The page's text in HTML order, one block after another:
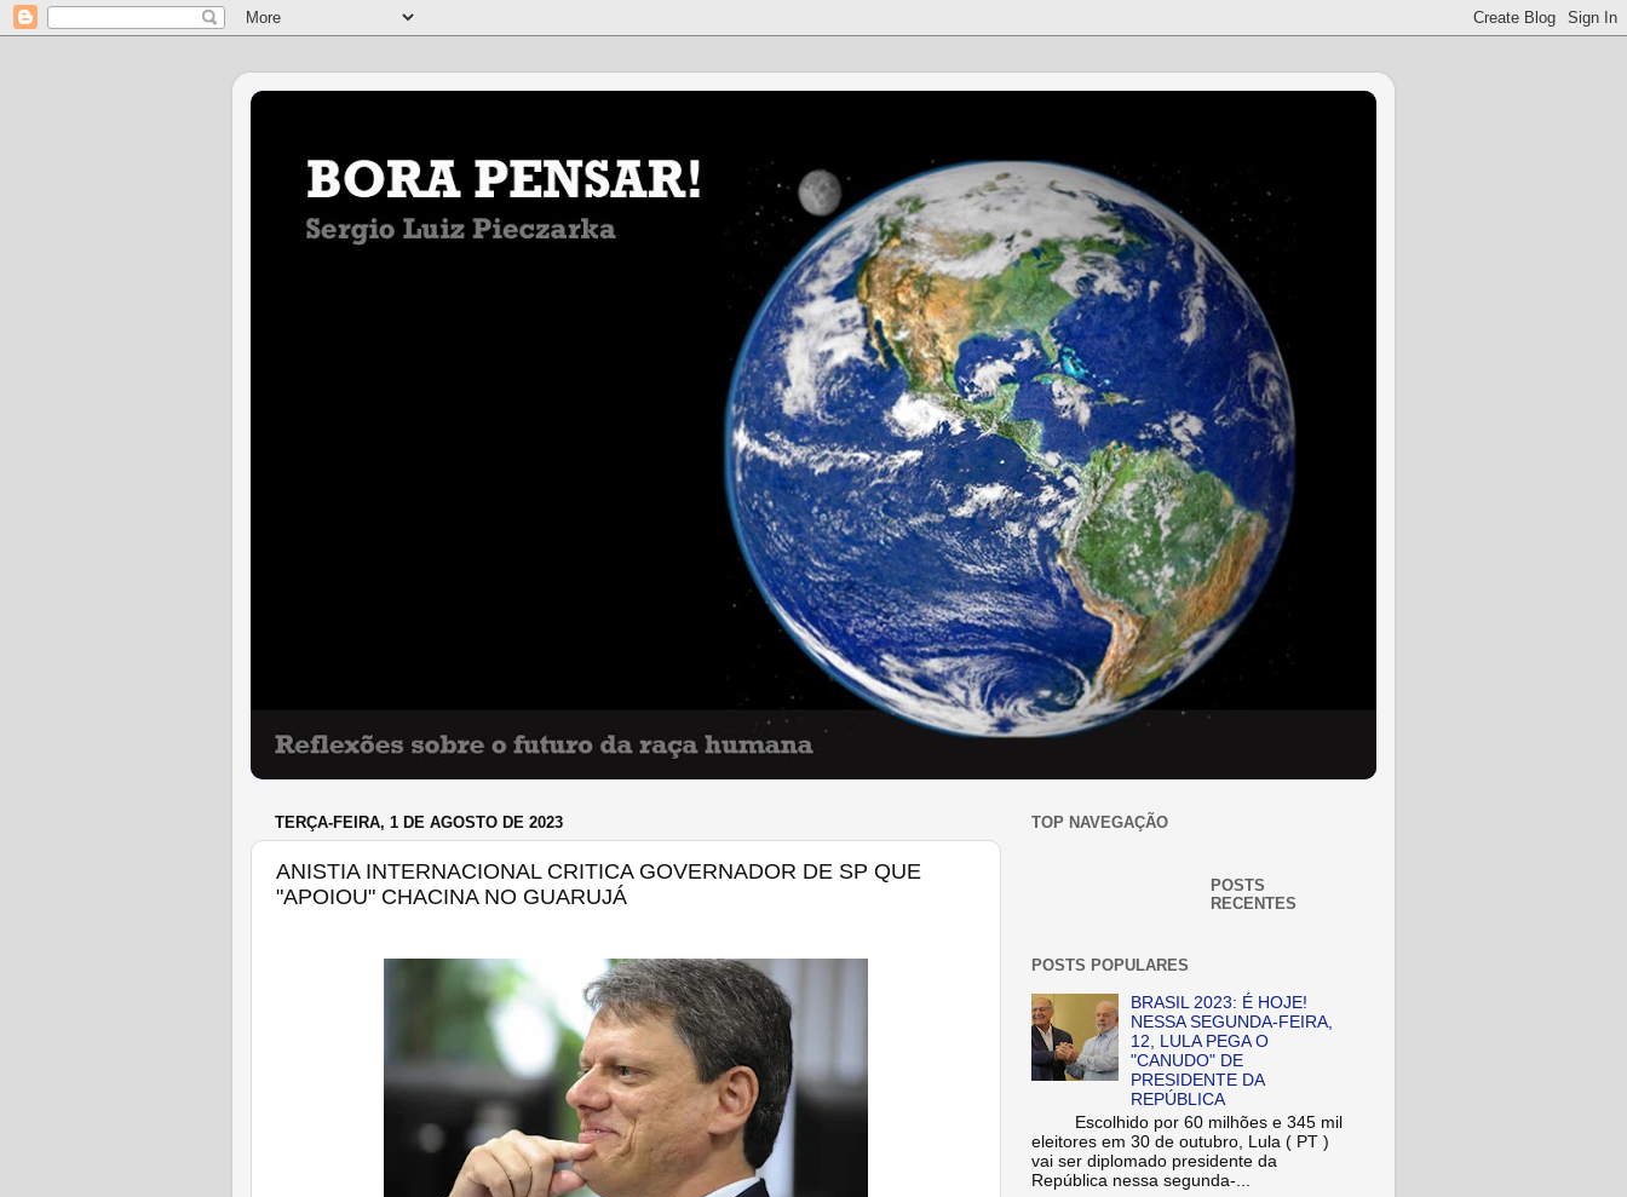
TERÇA-FEIRA, 1 DE AGOSTO DE 2023
ANISTIA INTERNACIONAL CRITICA GOVERNADOR DE SP QUE
"APOIOU" CHACINA NO GUARUJÁ
TOP NAVEGAÇÃO
POSTS
RECENTES
POSTS POPULARES
BRASIL 2023: É HOJE!
NESSA SEGUNDA-FEIRA,
12, LULA PEGA O
"CANUDO" DE
PRESIDENTE DA
REPÚBLICA
Escolhido por 60 milhões e 345 mil
eleitores em 30 de outubro, Lula ( PT )
vai ser diplomado presidente da
República nessa segunda-...